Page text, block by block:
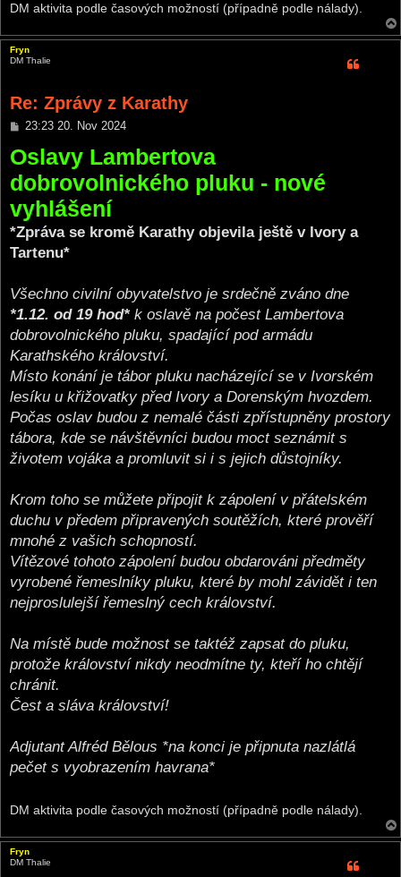
DM aktivita podle časových možností (případně podle nálady).
Fryn
DM Thalie
Re: Zprávy z Karathy
P
s
t
23:23 20. Nov 2024
Oslavy Lambertova
dobrovolnického pluku - nové
vyhlášení
*Zpráva se kromě Karathy objevila ještě v Ivory a
Tartenu*
Všechno civilní obyvatelstvo je srdečně zváno dne
*1.12. od 19 hod*k oslavě na počest Lambertova
dobrovolnického pluku, spadající pod armádu
Karathského království.
Místo konání je tábor pluku nacházející se v Ivorském
lesíku u křižovatky před Ivory a Dorenským hvozdem.
Počas oslav budou z nemalé části zpřístupněny prostory
tábora, kde se návštěvníci budou moct seznámit s
životem vojáka a promluvit si i s jejich důstojníky.
Krom toho se můžete připojit k zápolení v přátelském
duchu v předem připravených soutěžích, které prověří
mnohé z vašich schopností.
Vítězové tohoto zápolení budou obdarováni předměty
vyrobené řemeslníky pluku, které by mohl závidět i ten
nejproslulejší řemeslný cech království.
Na místě bude možnost se taktéž zapsat do pluku,
protože království nikdy neodmítne ty, kteří ho chtějí
chránit.
Čest a sláva království!
Adjutant Alfréd Bělous *na konci je připnuta nazlátlá
pečet s vyobrazením havrana*
DM aktivita podle časových možností (případně podle nálady).
Fryn
DM Thalie